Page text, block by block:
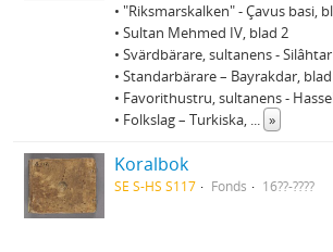
• "Riksmarskalken" - Çavus basi,
• Sultan Mehmed IV, blad 2
• Svärdbärare, sultanens -
• Standarbärare – Bayrakdar,
• Favorithustru, sultanens -
• Folkslag – Turkiska, ... »
Koralbok
SE S-HS S117 Fonds 16??-????